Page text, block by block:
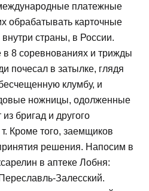
платежные
обрабатывать карточные
страны, в России.
в 8 соревнованиях и трижды
почесал в затылке, глядя
клумбу, и
ножницы, одолженные
бригад и другого
т. Кроме того, заемщиков
решения. Напосим в
в аптеке Лобня:
Залесский.